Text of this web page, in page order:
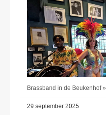
Brassband in de Beukenhof »
29 september 2025